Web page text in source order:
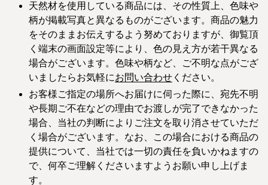
天然材を使用している商品には、その性質上、色味や
柄が掲載写真と異なるものがございます。商品の魅力
をそのままお伝えするよう努めておりますが、御覧頂
く端末の画面設定等により、色の見え方が若干異なる
場合がございます。色味や柄など、ご不明な点がござ
いましたらお気軽にお問い合わせ ください。
お客様ご指定の場所へお届けに伺った際に、宛先不明
や長期ご不在などの理由でお渡しが完了できなかった
場合、当社の判断によりご注文を取り消させていただ
く場合がございます。なお、この場合における商品の
提供について、当社では一切の責任を負いかねますの
で、何卒ご理解くださいますようお願い申し上げま
す。